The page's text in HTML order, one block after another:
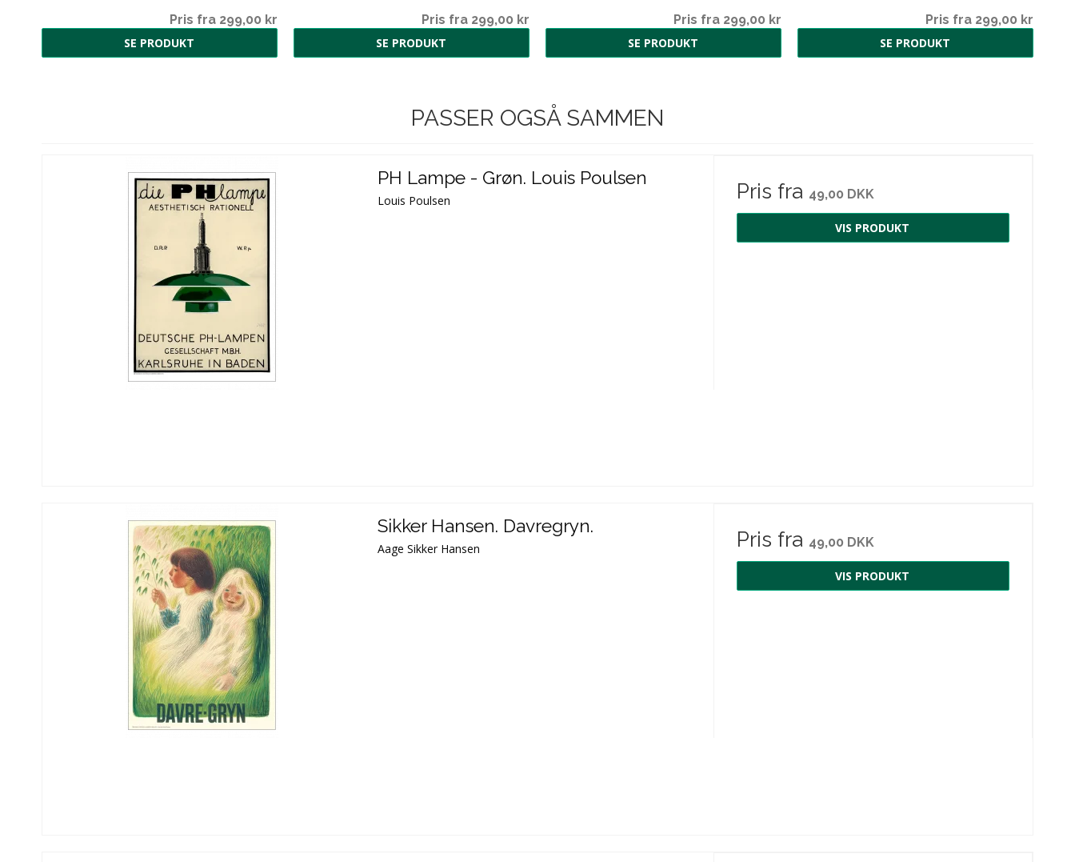
Pris fra 299,00 kr
SE PRODUKT
Pris fra 299,00 kr
SE PRODUKT
Pris fra 299,00 kr
SE PRODUKT
Pris fra 299,00 kr
SE PRODUKT
PASSER OGSÅ SAMMEN
PH Lampe - Grøn. Louis Poulsen
Louis Poulsen Pris fra 49,00 DKK
VIS PRODUKT
Sikker Hansen. Davregryn.
Aage Sikker Hansen Pris fra 49,00 DKK
VIS PRODUKT